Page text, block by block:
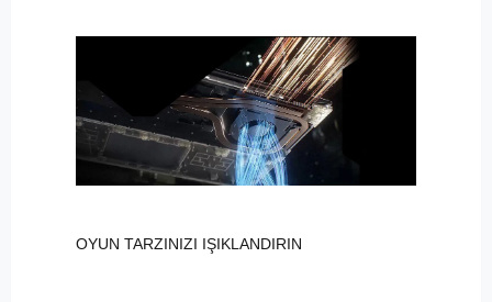
OYUN TARZINIZI IŞIKLANDIRIN